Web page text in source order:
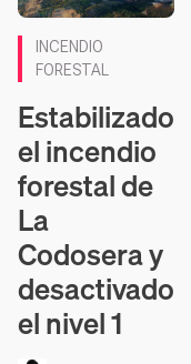
INCENDIO
FORESTAL
Estabilizado
el incendio
forestal de
La
Codosera y
desactivado
el nivel 1